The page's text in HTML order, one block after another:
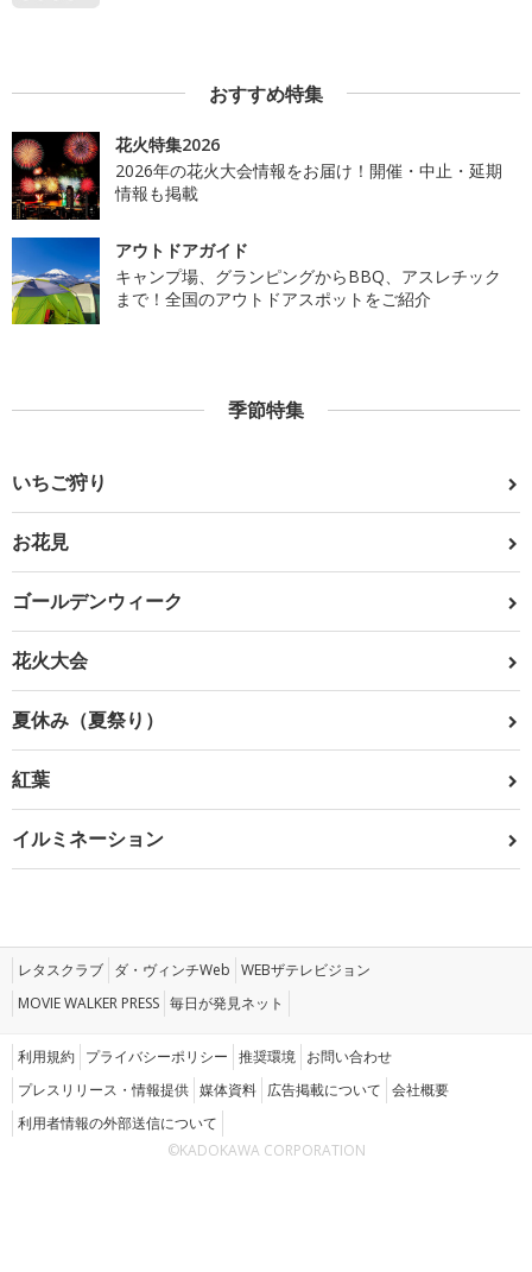
おすすめ特集
花火特集2026
2026年の花火大会情報をお届け！開催・中止・延期
情報も掲載
アウトドアガイド
キャンプ場、グランピングからBBQ、アスレチック
まで！全国のアウトドアスポットをご紹介
季節特集
いちご狩り
お花見
ゴールデンウィーク
花火大会
夏休み（夏祭り）
紅葉
イルミネーション
レタスクラブ ダ・ヴィンチWeb WEBザテレビジョン
MOVIE WALKER PRESS 毎日が発見ネット
利用規約 プライバシーポリシー 推奨環境 お問い合わせ
プレスリリース・情報提供 媒体資料 広告掲載について 会社概要
利用者情報の外部送信について
©KADOKAWA CORPORATION